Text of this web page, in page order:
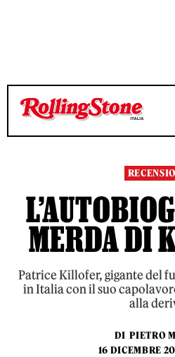
TEMPO DI LETTURA 3 MINUTI
TEMPO DI LETTURA 3 MINUTI
MERDA DI
Patrice Killofer, gigante del
in Italia con il suo
alla
DI PIETRO
16 DICEMBRE